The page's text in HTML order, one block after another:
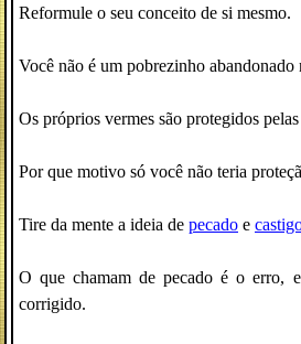
Reformule o seu conceito de si mesmo.
Você não é um pobrezinho abandonado
Os próprios vermes são protegidos
Por que motivo só você não teria
Tire da mente a ideia de pecado e
O que chamam de pecado é o erro,
corrigido.